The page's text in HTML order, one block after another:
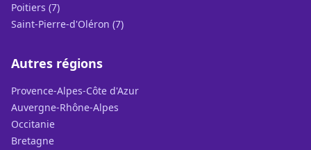
Poitiers (7)
Saint-Pierre-d'Oléron (7)
Autres régions
Provence-Alpes-Côte d'Azur
Auvergne-Rhône-Alpes
Occitanie
Bretagne